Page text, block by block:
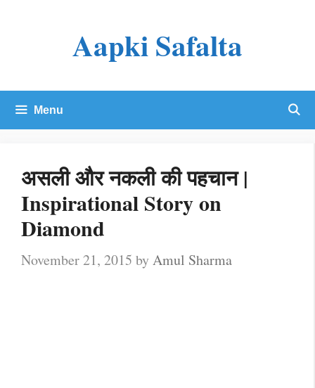
Aapki Safalta
Menu
असली और नकली की पहचान |
Inspirational Story on
Diamond
November 21, 2015 byAmul Sharma